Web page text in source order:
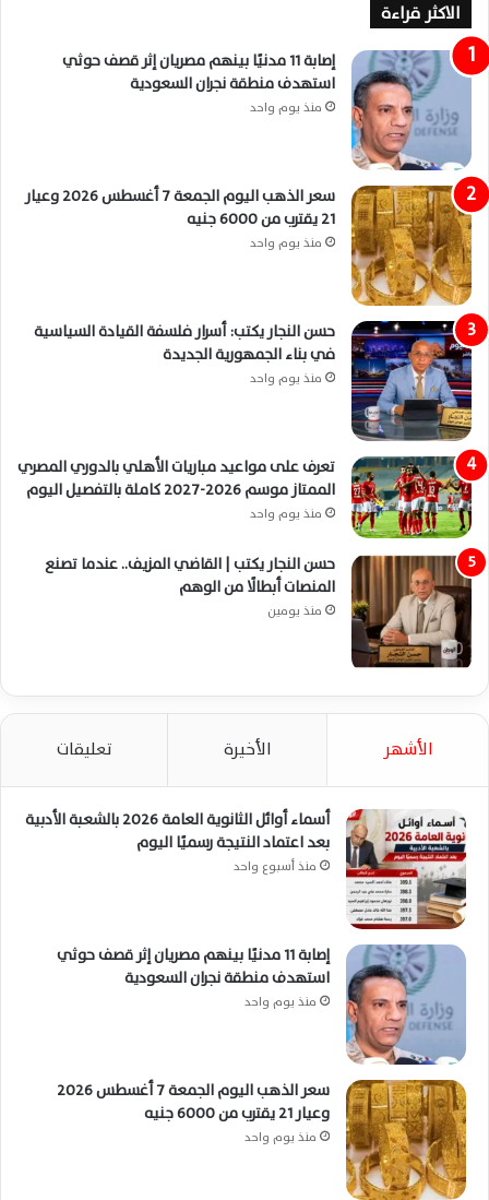
الاكثر قراءة
إصابة 11 مدنيًا بينهم مصريان إثر قصف حوثي
استهدف منطقة نجران السعودية
منذ يوم واحد
سعر الذهب اليوم الجمعة 7 أغسطس 2026 وعيار
21 يقترب من 6000 جنيه
منذ يوم واحد
حسن النجار يكتب: أسرار فلسفة القيادة السياسية
في بناء الجمهورية الجديدة
منذ يوم واحد
تعرف على مواعيد مباريات الأهلي بالدوري المصري
الممتاز موسم 2026-2027 كاملة بالتفصيل اليوم
منذ يوم واحد
حسن النجار يكتب | القاضي المزيف.. عندما تصنع
المنصات أبطالًا من الوهم
منذ يومين
الأشهر الأخيرة تعليقات
أسماء أوائل الثانوية العامة 2026 بالشعبة الأدبية
بعد اعتماد النتيجة رسميًا اليوم
منذ أسبوع واحد
إصابة 11 مدنيًا بينهم مصريان إثر قصف حوثي
استهدف منطقة نجران السعودية
منذ يوم واحد
سعر الذهب اليوم الجمعة 7 أغسطس 2026
وعيار 21 يقترب من 6000 جنيه
منذ يوم واحد